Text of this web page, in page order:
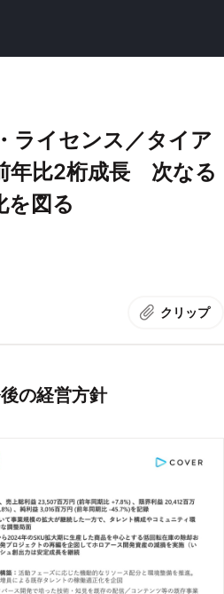
ライセンス／タイア
年比2桁成長 次なる
を図る
クリップ
の経営方針